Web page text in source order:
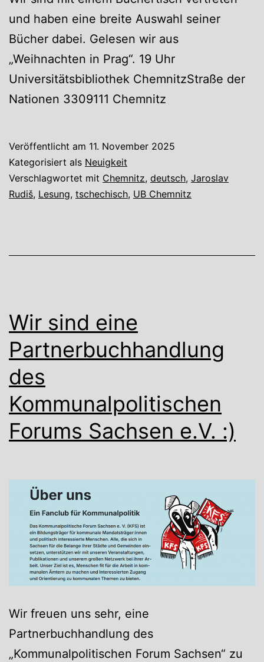
und haben eine breite Auswahl seiner
Bücher dabei. Gelesen wir aus
„Weihnachten in Prag“. 19 Uhr
Universitätsbibliothek ChemnitzStraße der
Nationen 3309111 Chemnitz
Veröffentlicht am 11. November 2025
Kategorisiert als Neuigkeit
Verschlagwortet mit Chemnitz, deutsch, Jaroslav
Rudiš, Lesung, tschechisch, UB Chemnitz
Wir sind eine
Partnerbuchhandlung
des
Kommunalpolitischen
Forums Sachsen e.V. :)
Wir freuen uns sehr, eine
Partnerbuchhandlung des
„Kommunalpolitischen Forum Sachsen“ zu